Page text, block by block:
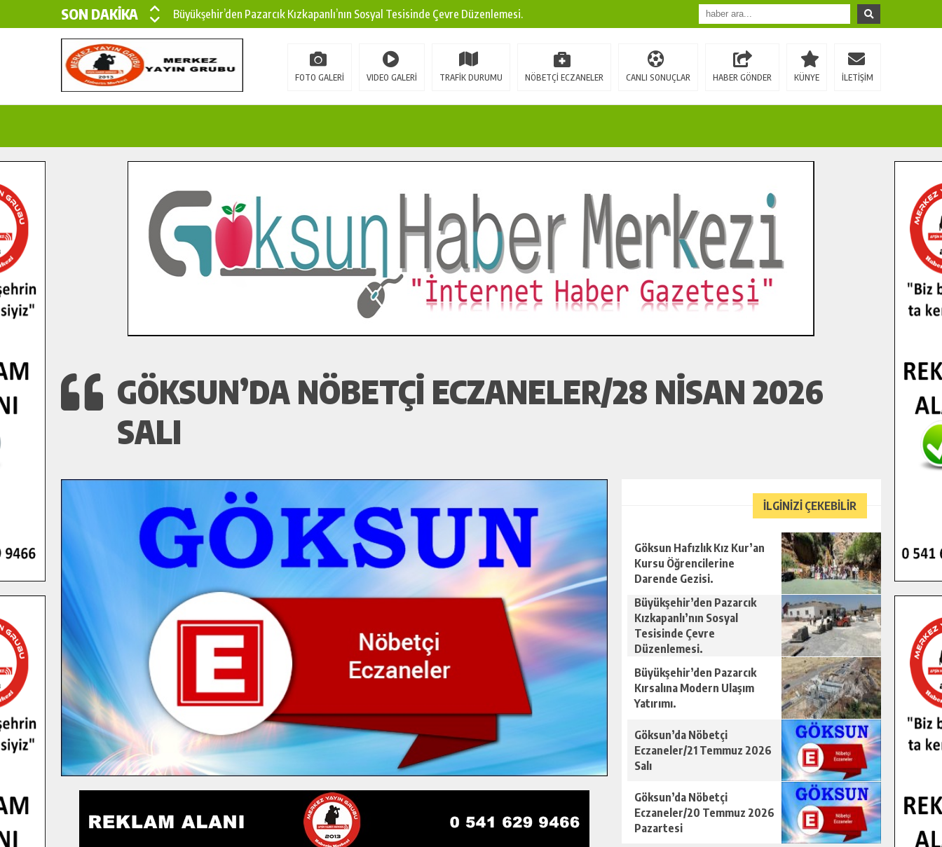
SON DAKİKA
Büyükşehir’den Pazarcık Kızkapanlı’nın Sosyal Tesisinde Çevre Düzenlemesi.
Büyükşehir’den Pazarcık Kırsalına Modern Ulaşım Yatırımı.
Çin’den KSÜ’ye Uluslararası Başarı: Edinilen Bilgi Türk Tarımına Katkı Sağlayacak.
İlçe Jandarma Komutanı Karakaya’dan Başkan Cüce’ye Veda Ziyareti.
Bertiz’in Yeni Köprüsünde Sona Doğru.
FOTO GALERİ VIDEO GALERİ TRAFİK DURUMU NÖBETÇİ ECZANELER CANLI SONUÇLAR HABER GÖNDER KÜNYE İLETİŞİM
GÖKSUN’DA NÖBETÇI ECZANELER/28 NISAN 2026
SALI
İLGİNİZİ ÇEKEBİLİR
Göksun Hafızlık Kız Kur’an
Kursu Öğrencilerine
Darende Gezisi.
Büyükşehir’den Pazarcık
Kızkapanlı’nın Sosyal
Tesisinde Çevre
Düzenlemesi.
Büyükşehir’den Pazarcık
Kırsalına Modern Ulaşım
Yatırımı.
Göksun’da Nöbetçi
Eczaneler/21 Temmuz 2026
Salı
Göksun’da Nöbetçi
Eczaneler/20 Temmuz 2026
Pazartesi